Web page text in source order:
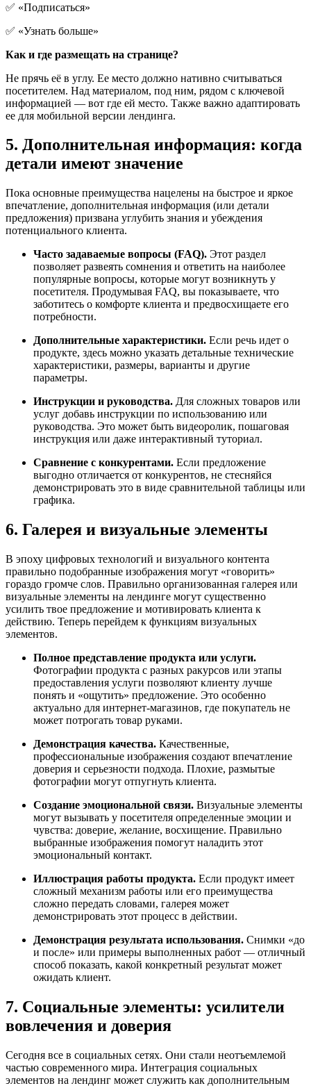
✅ «Подписаться»
✅ «Узнать больше»
Как и где размещать на странице?
Не прячь её в углу. Ее место должно нативно считываться
посетителем. Над материалом, под ним, рядом с ключевой
информацией — вот где ей место. Также важно адаптировать
ее для мобильной версии лендинга.
5. Дополнительная информация: когда
детали имеют значение
Пока основные преимущества нацелены на быстрое и яркое
впечатление, дополнительная информация (или детали
предложения) призвана углубить знания и убеждения
потенциального клиента.
Часто задаваемые вопросы (FAQ). Этот раздел
позволяет развеять сомнения и ответить на наиболее
популярные вопросы, которые могут возникнуть у
посетителя. Продумывая FAQ, вы показываете, что
заботитесь о комфорте клиента и предвосхищаете его
потребности.
Дополнительные характеристики. Если речь идет о
продукте, здесь можно указать детальные технические
характеристики, размеры, варианты и другие
параметры.
Инструкции и руководства. Для сложных товаров или
услуг добавь инструкции по использованию или
руководства. Это может быть видеоролик, пошаговая
инструкция или даже интерактивный туториал.
Сравнение с конкурентами. Если предложение
выгодно отличается от конкурентов, не стесняйся
демонстрировать это в виде сравнительной таблицы или
графика.
6. Галерея и визуальные элементы
В эпоху цифровых технологий и визуального контента
правильно подобранные изображения могут «говорить»
гораздо громче слов. Правильно организованная галерея или
визуальные элементы на лендинге могут существенно
усилить твое предложение и мотивировать клиента к
действию. Теперь перейдем к функциям визуальных
элементов.
Полное представление продукта или услуги.
Фотографии продукта с разных ракурсов или этапы
предоставления услуги позволяют клиенту лучше
понять и «ощутить» предложение. Это особенно
актуально для интернет-магазинов, где покупатель не
может потрогать товар руками.
Демонстрация качества. Качественные,
профессиональные изображения создают впечатление
доверия и серьезности подхода. Плохие, размытые
фотографии могут отпугнуть клиента.
Создание эмоциональной связи. Визуальные элементы
могут вызывать у посетителя определенные эмоции и
чувства: доверие, желание, восхищение. Правильно
выбранные изображения помогут наладить этот
эмоциональный контакт.
Иллюстрация работы продукта. Если продукт имеет
сложный механизм работы или его преимущества
сложно передать словами, галерея может
демонстрировать этот процесс в действии.
Демонстрация результата использования. Снимки «до
и после» или примеры выполненных работ — отличный
способ показать, какой конкретный результат может
ожидать клиент.
7. Социальные элементы: усилители
вовлечения и доверия
Сегодня все в социальных сетях. Они стали неотъемлемой
частью современного мира. Интеграция социальных
элементов на лендинг может служить как дополнительным